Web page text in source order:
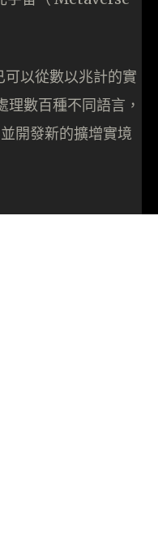
以從數以兆計的實
數百種不同語言，
開發新的擴增實境